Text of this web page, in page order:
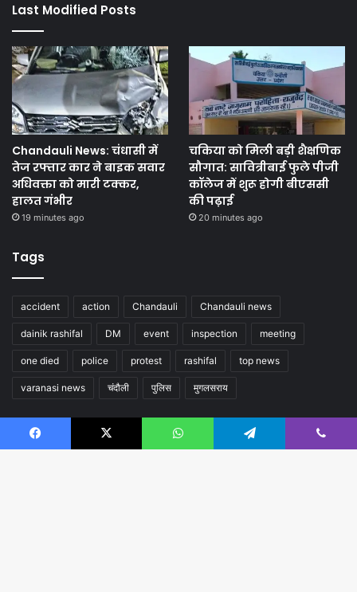
Last Modified Posts
Chandauli News: चंधासी में
तेज रफ्तार कार ने बाइक सवार
अधिवक्ता को मारी टक्कर,
हालत गंभीर
19 minutes ago
चकिया को मिली बड़ी शैक्षणिक
सौगात: सावित्रीबाई फुले पीजी
कॉलेज में शुरू होगी बीएससी
की पढ़ाई
20 minutes ago
Tags
accident action Chandauli Chandauli news
dainik rashifal DM event inspection meeting
one died police protest rashifal top news
varanasi news चंदौली पुलिस मुगलसराय
Follow us
Facebook X WhatsApp Telegram Viber